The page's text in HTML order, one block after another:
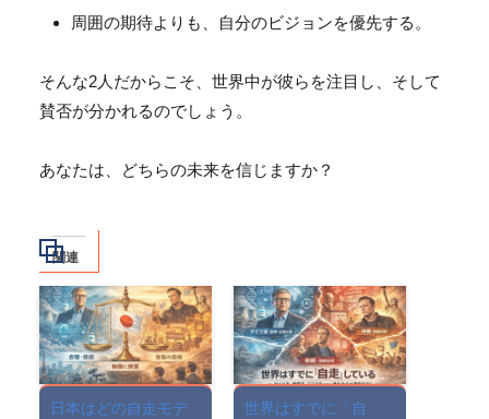
周囲の期待よりも、自分のビジョンを優先する。
そんな2人だからこそ、世界中が彼らを注目し、そして
賛否が分かれるのでしょう。
あなたは、どちらの未来を信じますか？
関連
日本はどの自走モデ
世界はすでに「自